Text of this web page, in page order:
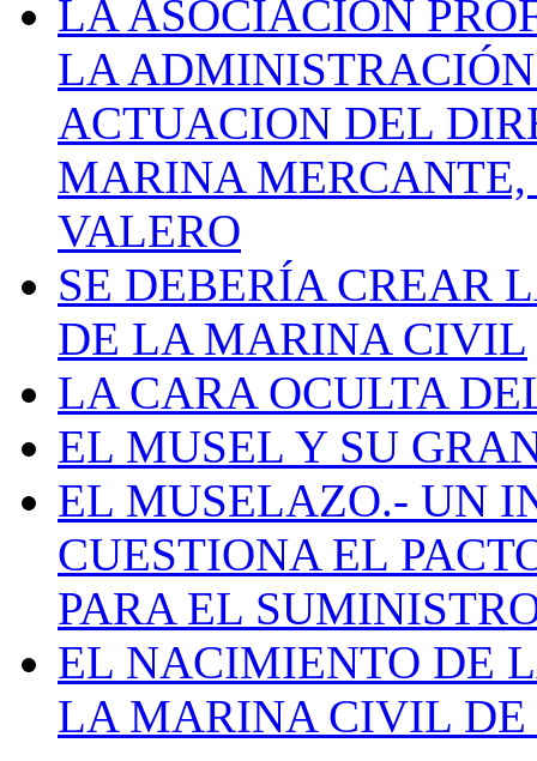
LA ASOCIACIÓN
LA
ACTUACION DEL
MARINA
VALERO
SE DEBERÍA CREAR
DE LA MARINA CIVIL
LA CARA OCULTA
EL MUSEL Y SU
EL MUSELAZO.- UN
CUESTIONA EL
PARA EL
EL NACIMIENTO DE
LA MARINA CIVIL DE